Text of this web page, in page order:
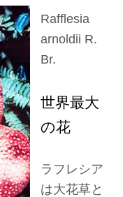
Rafflesia
arnoldii R.
Br.
世界最大
の花
ラフレシア
は大花草と